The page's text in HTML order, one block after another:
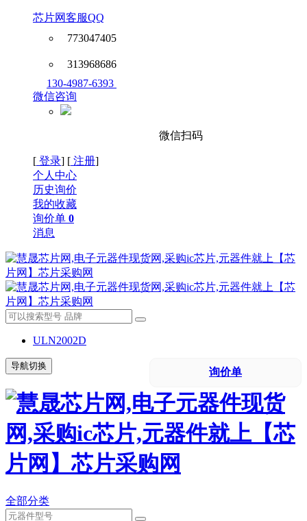
芯片网客服QQ
773047405
313968686
130-4987-6393
微信咨询
微信扫码
[ 登录] [ 注册]
个人中心
历史询价
我的收藏
询价单 0
消息
ULN2002D
询价单
导航切换
全部分类